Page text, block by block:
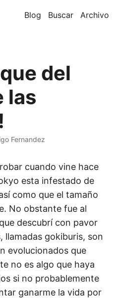
Blog Buscar Archivo
del
las
Fernandez
cuando vine hace
esta infestado de
como que el tamaño
No obstante fue al
descubrí con pavor
llamadas gokiburis, son
evolucionados que
no es algo que haya
si no probablemente
ganarme la vida por